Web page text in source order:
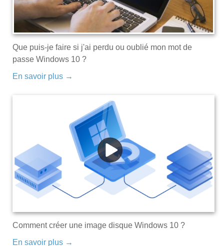
Que puis-je faire si j'ai perdu ou oublié mon mot de
passe Windows 10 ?
En savoir plus →
Comment créer une image disque Windows 10 ?
En savoir plus →